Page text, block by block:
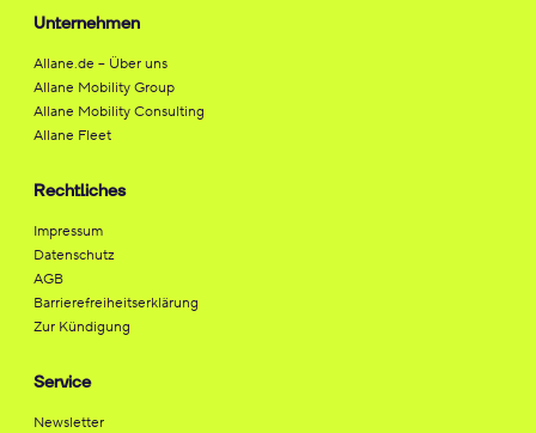
Unternehmen
Allane.de – Über uns
Allane Mobility Group
Allane Mobility Consulting
Allane Fleet
Rechtliches
Impressum
Datenschutz
AGB
Barrierefreiheitserklärung
Zur Kündigung
Service
Newsletter